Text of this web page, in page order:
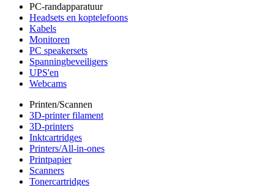
PC-randapparatuur
Headsets en koptelefoons
Kabels
Monitoren
PC speakersets
Spanningbeveiligers
UPS'en
Webcams
Printen/Scannen
3D-printer filament
3D-printers
Inktcartridges
Printers/All-in-ones
Printpapier
Scanners
Tonercartridges